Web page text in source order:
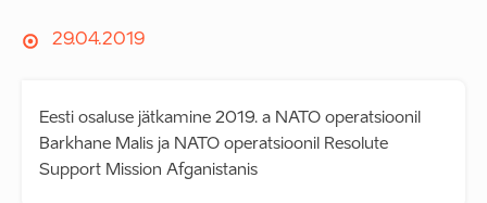
29.04.2019
Eesti osaluse jätkamine 2019. a NATO operatsioonil
Barkhane Malis ja NATO operatsioonil Resolute
Support Mission Afganistanis